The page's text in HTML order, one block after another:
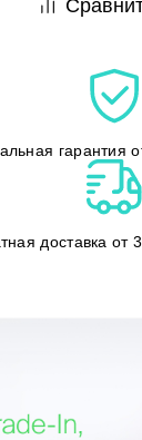
гарантия
доставка от